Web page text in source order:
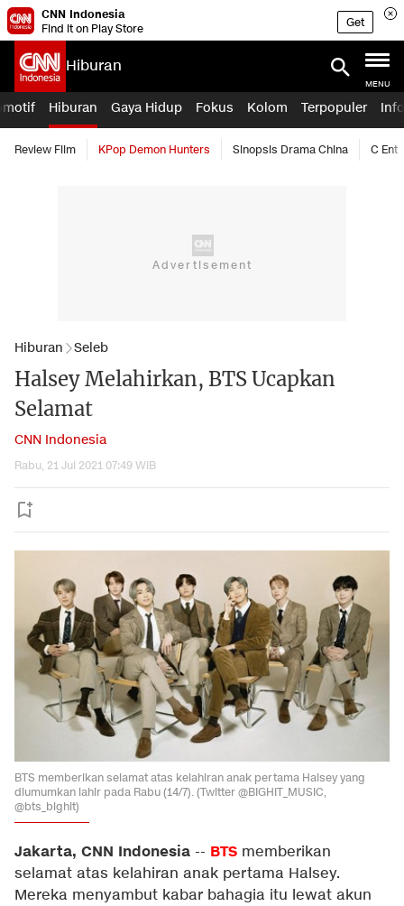
CNN Indonesia
Find it on Play Store
Get
Hiburan
MENU
Hiburan Gaya Hidup Fokus Kolom Terpopuler
Review Film KPop Demon Hunters Sinopsis Drama China C Ent
Hiburan Seleb
Halsey Melahirkan, BTS Ucapkan
Selamat
CNN Indonesia
Rabu, 21 Jul 2021 07:49 WIB
BTS memberikan selamat atas kelahiran anak pertama Halsey yang
diumumkan lahir pada Rabu (14/7). (Twitter @BIGHIT_MUSIC,
@bts_bighit)
Jakarta, CNN Indonesia -- BTS memberikan
selamat atas kelahiran anak pertama Halsey.
Mereka menyambut kabar bahagia itu lewat akun